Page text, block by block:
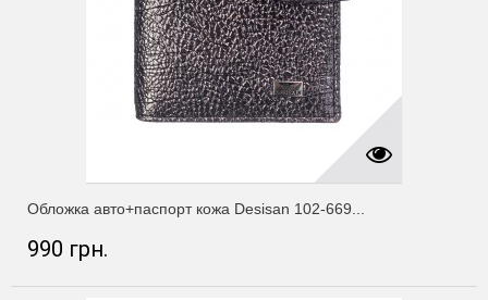
Обложка авто+паспорт кожа Desisan 102-669...
990 грн.